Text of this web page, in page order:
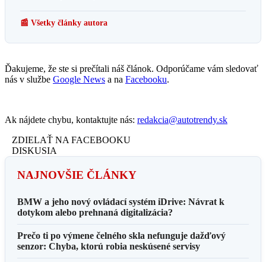
📰 Všetky články autora
Ďakujeme, že ste si prečítali náš článok. Odporúčame vám sledovať
nás v službe Google News a na Facebooku.
Ak nájdete chybu, kontaktujte nás: redakcia@autotrendy.sk
ZDIELAŤ NA FACEBOOKU
DISKUSIA
NAJNOVŠIE ČLÁNKY
BMW a jeho nový ovládací systém iDrive: Návrat k
dotykom alebo prehnaná digitalizácia?
Prečo ti po výmene čelného skla nefunguje dažďový
senzor: Chyba, ktorú robia neskúsené servisy